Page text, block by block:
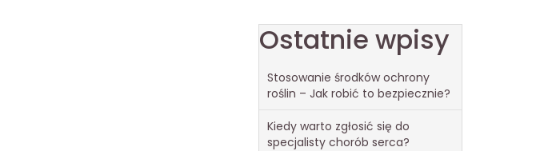
Ostatnie wpisy
Stosowanie środków ochrony
roślin – Jak robić to bezpiecznie?
Kiedy warto zgłosić się do
specjalisty chorób serca?